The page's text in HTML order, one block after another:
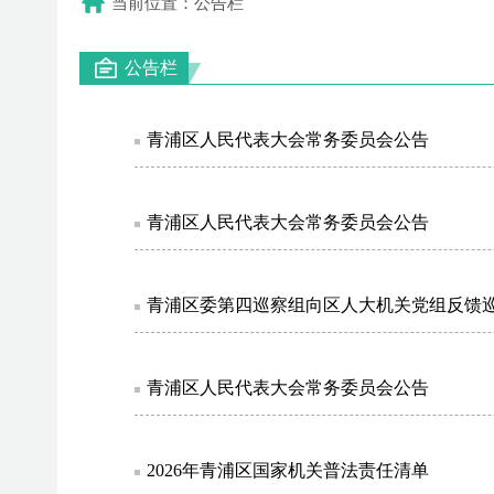
当前位置：公告栏
公告栏
青浦区人民代表大会常务委员会公告
青浦区人民代表大会常务委员会公告
青浦区委第四巡察组向区人大机关党组反馈
青浦区人民代表大会常务委员会公告
2026年青浦区国家机关普法责任清单